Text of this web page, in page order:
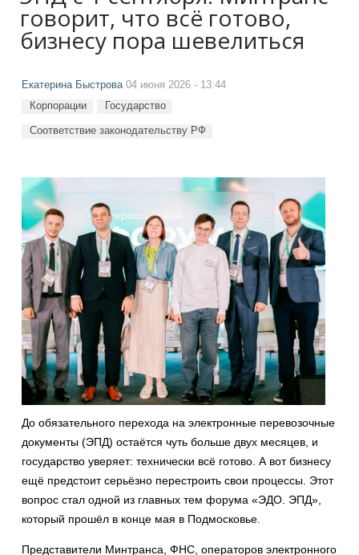
говорит, что всё готово,
бизнесу пора шевелиться
Екатерина Быстрова04 июня 2026 - 13:44
Корпорации Государство
Соответствие законодательству РФ
До обязательного перехода на электронные перевозочные
документы (ЭПД) остаётся чуть больше двух месяцев, и
государство уверяет: технически всё готово. А вот бизнесу
ещё предстоит серьёзно перестроить свои процессы. Этот
вопрос стал одной из главных тем форума «ЭДО. ЭПД»,
который прошёл в конце мая в Подмосковье.
Представители Минтранса, ФНС, операторов электронного